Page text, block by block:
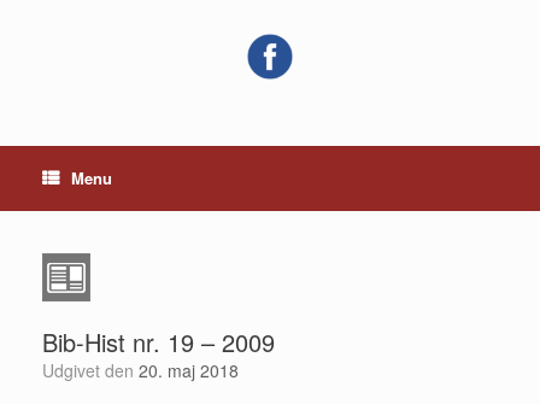
Menu
Bib-Hist nr. 19 – 2009
Udgivet den 20. maj 2018